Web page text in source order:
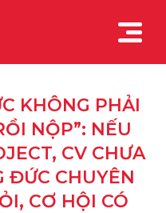
KHÔNG PHẢI
NỘP”: NẾU
CV CHƯA
ĐỨC CHUYÊN
CƠ HỘI CÓ